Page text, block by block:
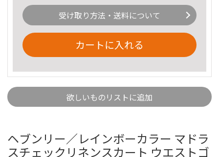
受け取り方法・送料について
カートに入れる
欲しいものリストに追加
ヘブンリー／レインボーカラー マドラ
スチェックリネンスカート ウエストゴ